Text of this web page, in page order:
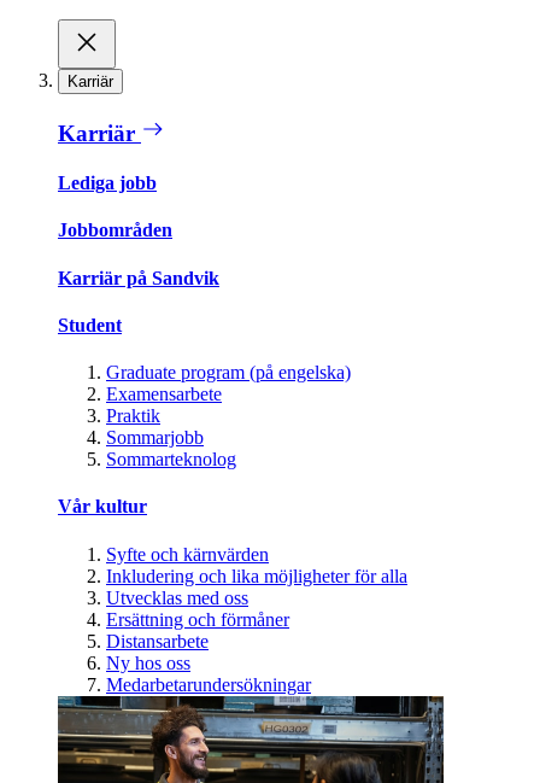
Karriär
Karriär
Lediga jobb
Jobbområden
Karriär på Sandvik
Student
Graduate program (på engelska)
Examensarbete
Praktik
Sommarjobb
Sommarteknolog
Vår kultur
Syfte och kärnvärden
Inkludering och lika möjligheter för alla
Utvecklas med oss
Ersättning och förmåner
Distansarbete
Ny hos oss
Medarbetarundersökningar